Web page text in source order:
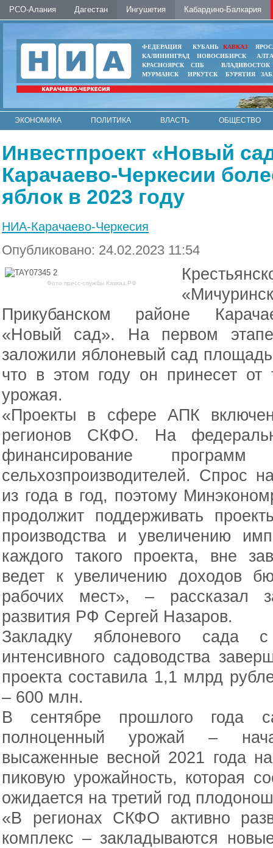
РСО-Алания Дагестан Ингушетия Кабардино-Балкария
ФЕДЕРАЦИЯ КУБАНЬ КАВКАЗ
КАЛИНИНГРАД
НОВОСИБИРСК
КРАСНОЯРСК
СПБ
ВЛАДИВОСТОК
МУРМАНСК
ИРКУТСК БУРЯТИЯ
ЭКОНОМИКА ПОЛИТИКА ВЛАСТЬ
ОБЩЕСТВО
Инвестпроект «Новый
Карачаево-Черкесии
яблок в 2023 году
НИА-Карачаево-Черкесия
Опубликовано: 24.02.2023 11:54
Фото пресс-службы Кавказ.РФ
Прикубанском районе
«Новый сад». На первом
заложили яблоневый сад
что в этом году он принесет
урожая.
«Проекты в сфере АПК
регионов СКФО. На
финансирование программ
сельхозпроизводителей. Спрос
из года в год, поэтому
продолжит поддерживать
производства и увеличению
каждого такого проекта, вне
ведет к увеличению доходов
рабочих мест», – рассказал
развития РФ Сергей Назаров.
Закладку яблоневого сада
интенсивного садоводства
проекта составила 1,1 млрд
– 600 млн.
В сентябре прошлого года
полноценный урожай –
высаженные весной 2021 года
пиковую урожайность, которая
ожидается на третий год
«В регионах СКФО активно
комплекс – закладываются